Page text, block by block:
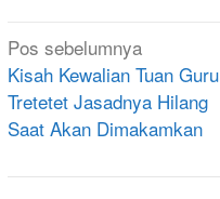
Navigasi
pos
Pos sebelumnya
Kisah Kewalian Tuan Guru
Tretetet Jasadnya Hilang
Saat Akan Dimakamkan